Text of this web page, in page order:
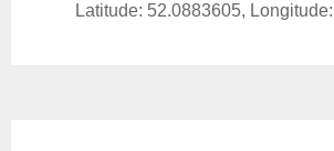
Latitude: 52.0883605,